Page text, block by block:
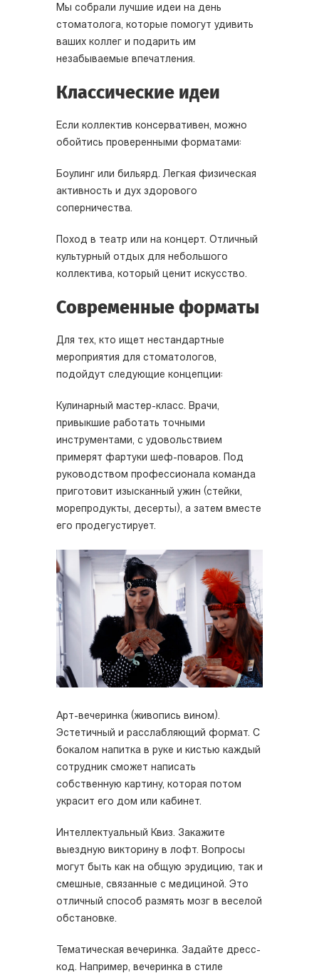
Мы собрали лучшие идеи на день
стоматолога, которые помогут удивить
ваших коллег и подарить им
незабываемые впечатления.
Классические идеи
Если коллектив консервативен, можно
обойтись проверенными форматами:
Боулинг или бильярд. Легкая физическая
активность и дух здорового
соперничества.
Поход в театр или на концерт. Отличный
культурный отдых для небольшого
коллектива, который ценит искусство.
Современные форматы
Для тех, кто ищет нестандартные
мероприятия для стоматологов,
подойдут следующие концепции:
Кулинарный мастер-класс. Врачи,
привыкшие работать точными
инструментами, с удовольствием
примерят фартуки шеф-поваров. Под
руководством профессионала команда
приготовит изысканный ужин (стейки,
морепродукты, десерты), а затем вместе
его продегустирует.
Арт-вечеринка (живопись вином).
Эстетичный и расслабляющий формат. С
бокалом напитка в руке и кистью каждый
сотрудник сможет написать
собственную картину, которая потом
украсит его дом или кабинет.
Интеллектуальный Квиз. Закажите
выездную викторину в лофт. Вопросы
могут быть как на общую эрудицию, так и
смешные, связанные с медициной. Это
отличный способ размять мозг в веселой
обстановке.
Тематическая вечеринка. Задайте дресс-
код. Например, вечеринка в стиле